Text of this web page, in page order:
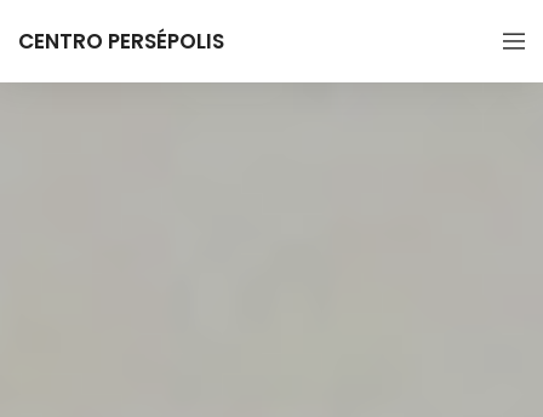
CENTRO PERSÉPOLIS